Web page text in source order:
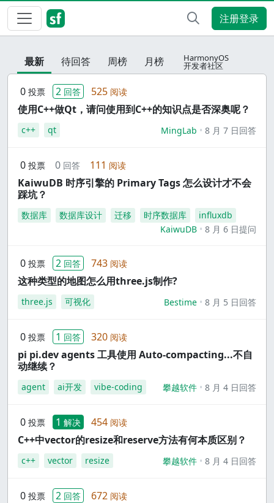
注册登录
最新 待回答 周榜 月榜 HarmonyOS
开发者社区
0 投票 2 回答 525 阅读
使用C++做Qt，请问使用到C++的知识点是否深奥呢？
c++ qt MingLab 8 月 7 日回答
0 投票 0 回答 111 阅读
KaiwuDB 时序引擎的 Primary Tags 怎么设计才不会
踩坑？
数据库 数据库设计 迁移 时序数据库
influxdb
KaiwuDB
8 月 6 日提问
0 投票 2 回答 743 阅读
这种类型的地图怎么用three.js制作?
three.js 可视化 Bestime 8 月 5 日回答
0 投票 1 回答 320 阅读
pi pi.dev agents 工具使用 Auto-compacting...不自
动继续？
agent ai开发 vibe-coding 攀越软件 8 月 4 日回答
0 投票 1 解决 454 阅读
C++中vector的resize和reserve方法有何本质区别？
c++ vector resize 攀越软件 8 月 4 日回答
0 投票 2 回答 672 阅读